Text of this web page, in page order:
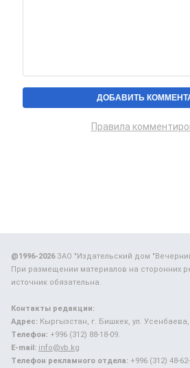
Правила
@1996-2026ЗАО "Издательский дом
При размещении материалов на сторонних
источник обязательна.
Контакты редакции:
Адрес: Кыргызстан, г. Бишкек, ул. Усенбаева,
Телефон: +996 (312) 88-18-09.
E-mail: info@vb.kg
Телефон рекламного отдела: +996 (312) 48-